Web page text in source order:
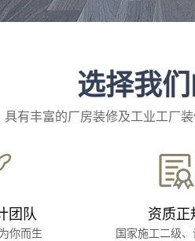
选择我
有丰富的厂房装修及工业工厂
团队
你而生
资质正
国家施工二级